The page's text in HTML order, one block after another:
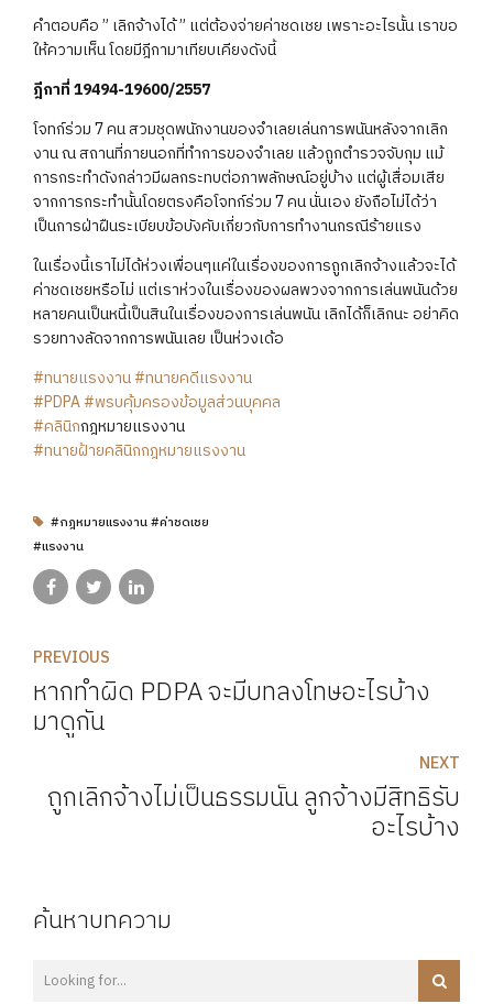
คำตอบคือ ” เลิกจ้างได้ ” แต่ต้องจ่ายค่าชดเชย เพราะอะไรนั้น เราขอ
ให้ความเห็น โดยมีฎีกามาเทียบเคียงดังนี้
ฎีกาที่ 19494-19600/2557
โจทก์ร่วม 7 คน สวมชุดพนักงานของจำเลยเล่นการพนันหลังจากเลิก
งาน ณ สถานที่ภายนอกที่ทำการของจำเลย แล้วถูกตำรวจจับกุม แม้
การกระทำดังกล่าวมีผลกระทบต่อภาพลักษณ์อยู่บ้าง แต่ผู้เสื่อมเสีย
จากการกระทำนั้นโดยตรงคือโจทก์ร่วม 7 คน นั่นเอง ยังถือไม่ได้ว่า
เป็นการฝ่าฝืนระเบียบข้อบังคับเกี่ยวกับการทำงานกรณีร้ายแรง
ในเรื่องนี้เราไม่ได้ห่วงเพื่อนๆแค่ในเรื่องของการถูกเลิกจ้างแล้วจะได้
ค่าชดเชยหรือไม่ แต่เราห่วงในเรื่องของผลพวงจากการเล่นพนันด้วย
หลายคนเป็นหนี้เป็นสินในเรื่องของการเล่นพนัน เลิกได้ก็เลิกนะ อย่าคิด
รวยทางลัดจากการพนันเลย เป็นห่วงเด้อ
#ทนายแรงงาน#ทนายคดีแรงงาน
#PDPA#พรบคุ้มครองข้อมูลส่วนบุคคล
#คลินิก​กฎหมาย​แรงงาน
#ทนายฝ้ายคลินิกกฎหมายแรงงาน
#กฎหมายแรงงาน #ค่าชดเชย
#แรงงาน
PREVIOUS
หากทำผิด PDPA จะมีบทลงโทษอะไรบ้าง
มาดูกัน
NEXT
ถูกเลิกจ้างไม่เป็นธรรมนั้น ลูกจ้างมีสิทธิรับ
อะไรบ้าง
ค้นหาบทความ